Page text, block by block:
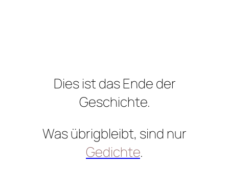
Dies ist das Ende der
Geschichte.
Was übrigbleibt, sind nur
Gedichte.